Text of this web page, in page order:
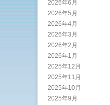
2026年6月
2026年5月
2026年4月
2026年3月
2026年2月
2026年1月
2025年12月
2025年11月
2025年10月
2025年9月